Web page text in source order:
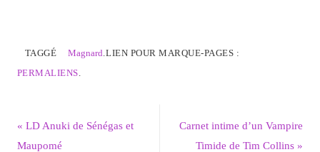
TAGGÉ Magnard.LIEN POUR MARQUE-PAGES :
PERMALIENS.
« LD Anuki de Sénégas et
Maupomé
Carnet intime d’un Vampire
Timide de Tim Collins»